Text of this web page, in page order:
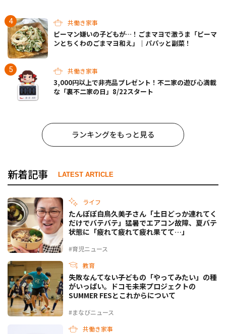
共働き家事
ピーマン嫌いの子どもが…！ごまマヨで激うま「ピーマ
ンとちくわのごまマヨ和え」｜パパッと副菜！
共働き家事
3,000円以上で非売品プレゼント！不二家の遊び心満載
な「裏不二家の日」8/22スタート
ランキングをもっと見る
新着記事 LATEST ARTICLE
ライフ
#育児ニュース
たんぽぽ白鳥久美子さん「土日どっか連れてく
だけでバテバテ」猛暑でエアコン故障、夏バテ
状態に「疲れて疲れて疲れ果てて…」
教育
#まなびニュース
失敗なんてない――子どもの「やってみたい」の種
がいっぱい。ドコモ未来プロジェクトの
SUMMER FESとこれからについて
共働き家事